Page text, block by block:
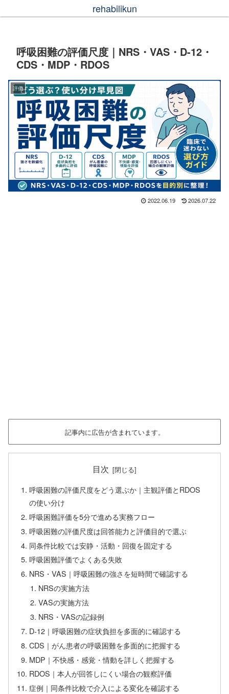
rehabilikun
呼吸困難の評価尺度｜NRS・VAS・D-12・
CDS・MDP・RDOS
評価
2022.06.19 2026.07.22
記事内に広告が含まれています。
目次
呼吸困難の評価尺度をどう選ぶか｜主観評価とRDOS
の使い分け
呼吸困難評価を5分で進める実務フロー
呼吸困難の評価尺度は回答能力と評価目的で選ぶ
同条件比較では安静・活動・回復を固定する
呼吸困難評価でよくある失敗
NRS・VAS｜呼吸困難の強さを短時間で確認する
NRSの実施方法
VASの実施方法
NRS・VASの記録例
D-12｜呼吸困難の症状負担を多面的に確認する
CDS｜がん患者の呼吸困難を多面的に把握する
MDP｜不快感・感覚・情動を詳しく把握する
RDOS｜本人が回答しにくい場合の観察評価
症例｜同条件比較で介入による変化を確認する